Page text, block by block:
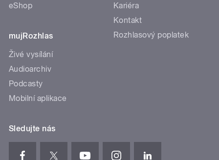
eShop
mujRozhlas
Živé vysílání
Audioarchiv
Podcasty
Mobilní aplikace
Kariéra
Kontakt
Rozhlasový poplatek
Sledujte nás